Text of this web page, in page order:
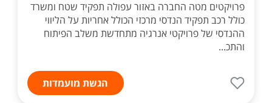
פרויקטים מטה החברה באזור עפולה תפקיד שטח ומשרד
כולל רכב תפקיד הנדסי מרכזי הכולל אחריות על הליווי
ההנדסי של פרויקטי אנרגיה מתחדשת משלב הפיתוח
והתכ...
הגשת מועמדות